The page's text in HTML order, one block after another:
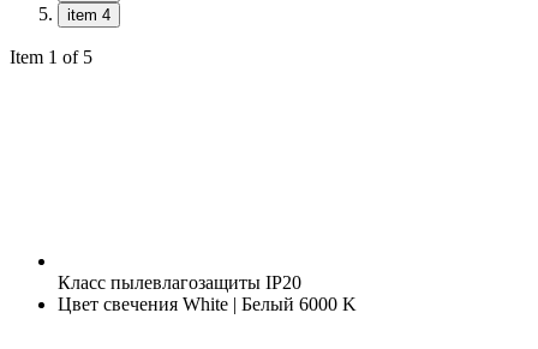
item 4
Item 1 of 5
Класс пылевлагозащиты IP20
Цвет свечения White | Белый 6000 K